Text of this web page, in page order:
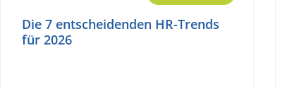
Die 7 entscheidenden HR-Trends
für 2026